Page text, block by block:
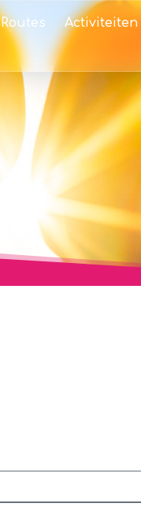
Routes Activiteiten